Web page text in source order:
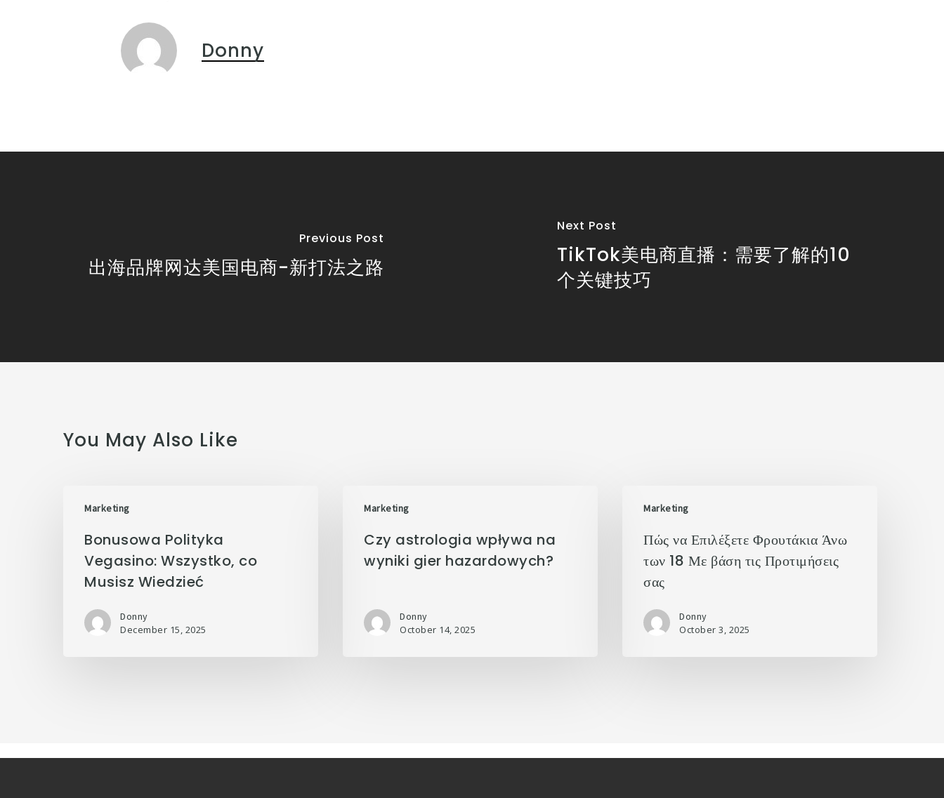
Donny
Previous Post
出海品牌网达美国电商-新打法之路
Next Post
TikTok美电商直播：需要了解的10
个关键技巧
You May Also Like
Marketing
Bonusowa Polityka
Vegasino: Wszystko, co
Musisz Wiedzieć
Donny
December 15, 2025
Marketing
Czy astrologia wpływa na
wyniki gier hazardowych?
Donny
October 14, 2025
Marketing
Πώς να Επιλέξετε Φρουτάκια Άνω
των 18 Με βάση τις Προτιμήσεις
σας
Donny
October 3, 2025